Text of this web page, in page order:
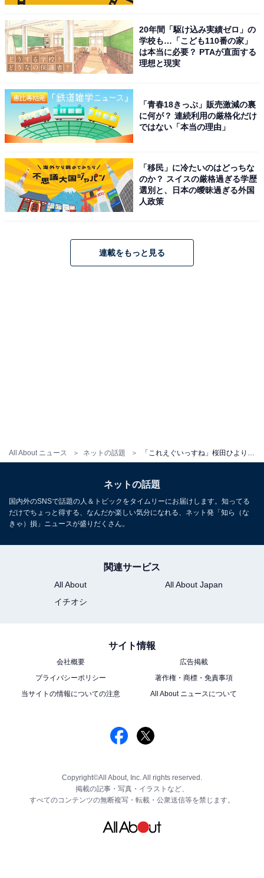
All About ニュース ネットの話題
20年間「駆け込み実績ゼロ」の
学校も…「こども110番の家」
は本当に必要？ PTAが直面する
理想と現実
「青春18きっぷ」販売激減の裏
に何が？ 連続利用の厳格化だけ
ではない「本当の理由」
「移民」に冷たいのはどっちな
のか？ スイスの厳格過ぎる学歴
選別と、日本の曖昧過ぎる外国
人政策
連載をもっと見る
ネットの話題
国内外のSNSで話題の人＆トピックをタイムリーにお届けします。知ってる
だけでちょっと得する、なんだか楽しい気分になれる、ネット発「知ら（な
きゃ）損」ニュースが盛りだくさん。
関連サービス
All About
All About Japan
イチオシ
サイト情報
会社概要
広告掲載
プライバシーポリシー
著作権・商標・免責事項
当サイトの情報についての注意
All About ニュースについて
Copyright©All About, Inc. All rights reserved.
掲載の記事・写真・イラストなど、
すべてのコンテンツの無断複写・転載・公衆送信等を禁じます。